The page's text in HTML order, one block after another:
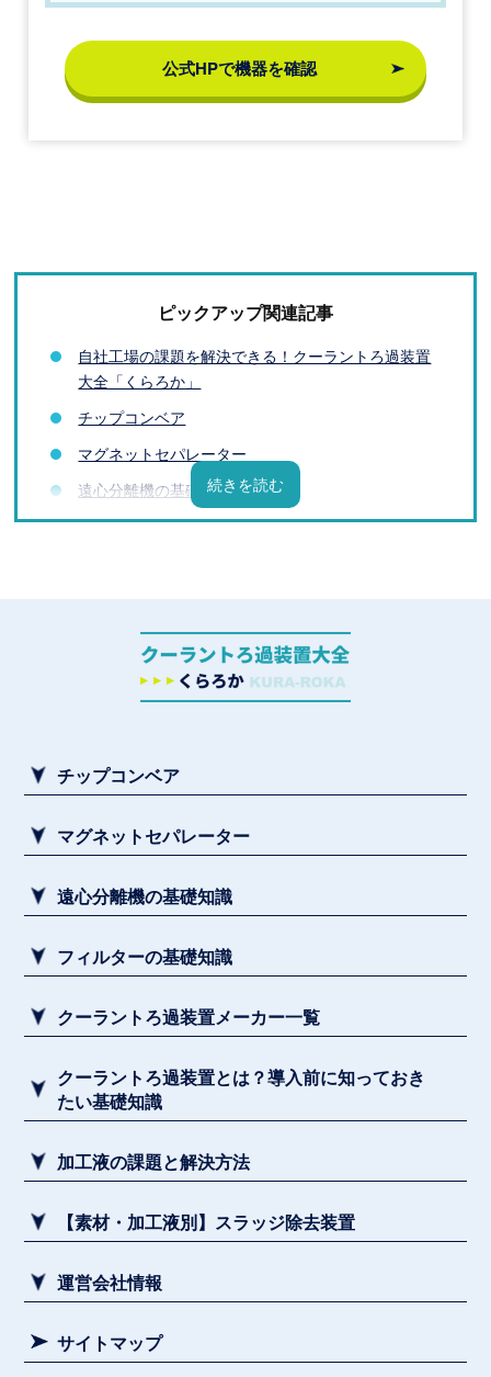
公式HPで機器を確認
ピックアップ関連記事
自社工場の課題を解決できる！クーラントろ過装置
大全「くらろか」
チップコンベア
マグネットセパレーター
遠心分離機の基礎知識
フィルターの基礎知識
加工液の課題と解決方法
【素材・加工液別】スラッジ除去装置
チップコンベア
マグネットセパレーター
遠心分離機の基礎知識
フィルターの基礎知識
クーラントろ過装置メーカー一覧
クーラントろ過装置とは？導入前に知っておき
たい基礎知識
加工液の課題と解決方法
【素材・加工液別】スラッジ除去装置
運営会社情報
サイトマップ